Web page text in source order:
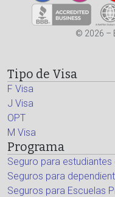
© 2026 –
Tipo de Visa
F Visa
J Visa
OPT
M Visa
Programa
Seguro para estudiantes
Seguros para
Seguros para Escuelas